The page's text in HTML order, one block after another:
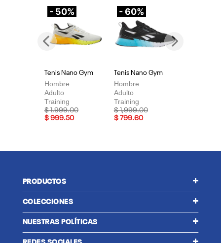
- 50%
Tenis Nano Gym
Hombre
Adulto
Training
Price reduced from
$ 1,999.00to
$ 999.50
- 60%
Tenis Nano Gym
Hombre
Adulto
Training
Price reduced from
$ 1,999.00to
$ 799.60
Previous
PRODUCTOS
COLECCIONES
NUESTRAS POLÍTICAS